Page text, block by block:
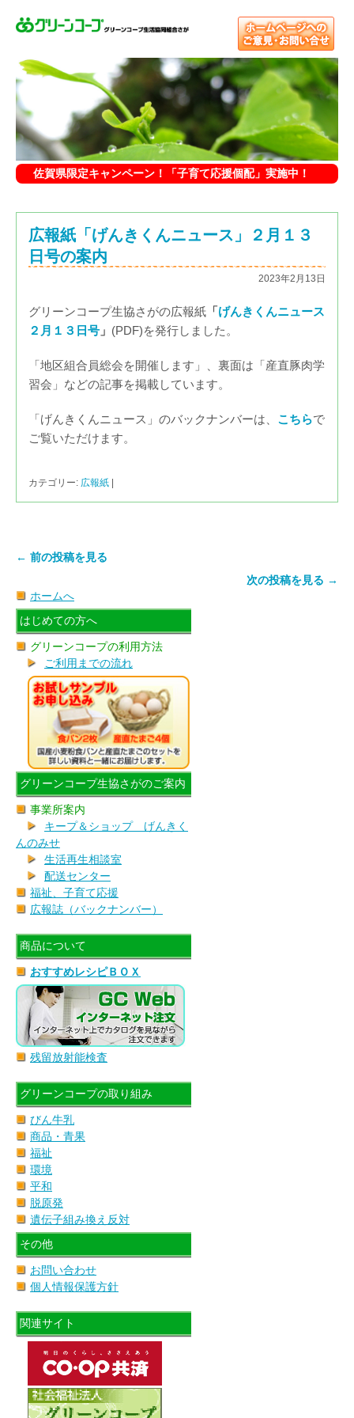
佐賀県限定キャンペーン！「子育て応援個配」実施中！
広報紙「げんきくんニュース」２月１３
日号の案内
2023年2月13日
グリーンコープ生協さがの広報紙 「げんきくんニュース
２月１３日号 」 (PDF)を発行しました。
「地区組合員総会を開催します」、裏面は「産直豚肉学
習会」などの記事を掲載しています。
「げんきくんニュース」のバックナンバーは、 こちらで
ご覧いただけます。
カテゴリー: 広報紙 |
← 前の投稿を見る
次の投稿を見る →
ホームへ
はじめての方へ
グリーンコープの利用方法
ご利用までの流れ
グリーンコープ生協さがのご案内
事業所案内
キープ＆ショップ げんきく
んのみせ
生活再生相談室
配送センター
福祉、子育て応援
広報誌（バックナンバー）
商品について
おすすめレシピＢＯＸ
残留放射能検査
グリーンコープの取り組み
びん牛乳
商品・青果
福祉
環境
平和
脱原発
遺伝子組み換え反対
その他
お問い合わせ
個人情報保護方針
関連サイト